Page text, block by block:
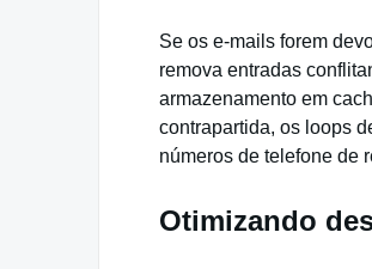
Se os e-mails forem
remova entradas
armazenamento em
contrapartida, os loops
números de telefone de
Otimizando